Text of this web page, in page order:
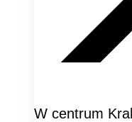
W centrum